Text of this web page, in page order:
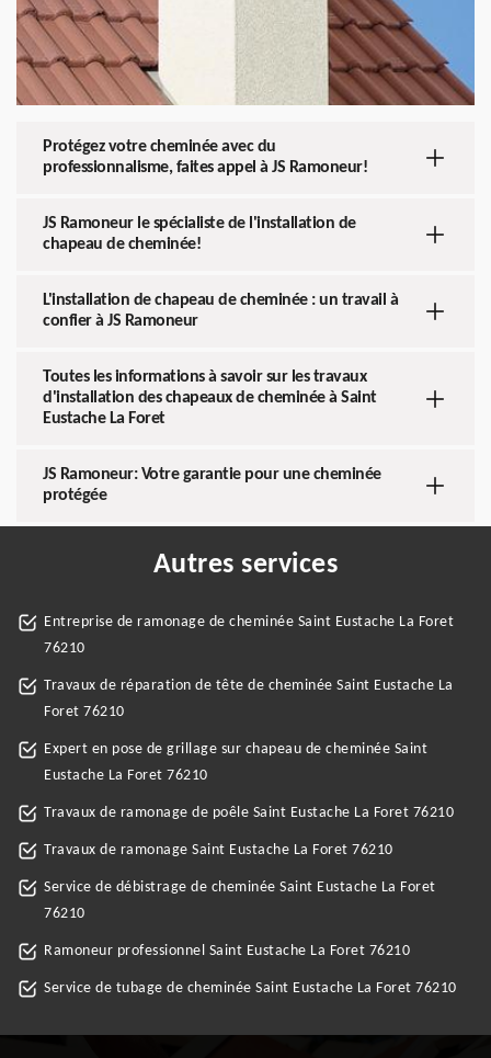
Protégez votre cheminée avec du
professionnalisme, faites appel à JS Ramoneur!
JS Ramoneur le spécialiste de l'installation de
chapeau de cheminée!
L'installation de chapeau de cheminée : un travail à
confier à JS Ramoneur
Toutes les informations à savoir sur les travaux
d'installation des chapeaux de cheminée à Saint
Eustache La Foret
JS Ramoneur: Votre garantie pour une cheminée
protégée
Autres services
Entreprise de ramonage de cheminée Saint Eustache La Foret
76210
Travaux de réparation de tête de cheminée Saint Eustache La
Foret 76210
Expert en pose de grillage sur chapeau de cheminée Saint
Eustache La Foret 76210
Travaux de ramonage de poêle Saint Eustache La Foret 76210
Travaux de ramonage Saint Eustache La Foret 76210
Service de débistrage de cheminée Saint Eustache La Foret
76210
Ramoneur professionnel Saint Eustache La Foret 76210
Service de tubage de cheminée Saint Eustache La Foret 76210